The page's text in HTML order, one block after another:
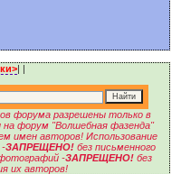
| |
форума разрешены только в
на форум "Волшебная фазенда"
имен авторов! Использование
-ЗАПРЕЩЕНО!без письменного
-ЗАПРЕЩЕНО! без
их авторов!